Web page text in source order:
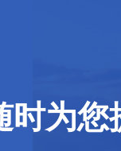
时为您